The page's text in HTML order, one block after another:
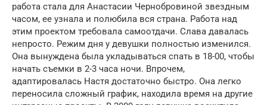
работа стала для Анастасии Чернобровиной звездным
часом, ее узнала и полюбила вся страна. Работа над
этим проектом требовала самоотдачи. Слава давалась
непросто. Режим дня у девушки полностью изменился.
Она вынуждена была укладываться спать в 18-00, чтобы
начать съемки в 2-3 часа ночи. Впрочем,
адаптировалась Настя достаточно быстро. Она легко
переносила сложный график, находила время на другие